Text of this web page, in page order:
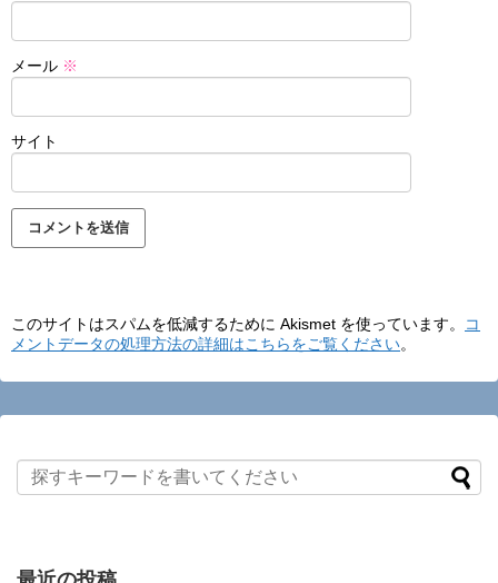
メール ※
サイト
このサイトはスパムを低減するために Akismet を使っています。
コ
メントデータの処理方法の詳細はこちらをご覧ください。